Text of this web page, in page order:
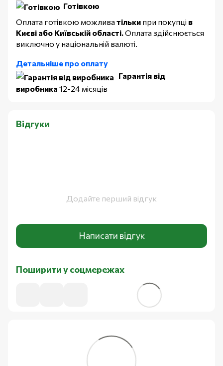
Готівкою
Оплата готівкою можлива тільки при покупці в
Києві або Київській області.Оплата здійснюється
виключно у національній валюті.
Детальніше про оплату
Гарантія від
виробника 12-24 місяців
Відгуки
Додайте перший відгук
Написати відгук
Поширити у соцмережах